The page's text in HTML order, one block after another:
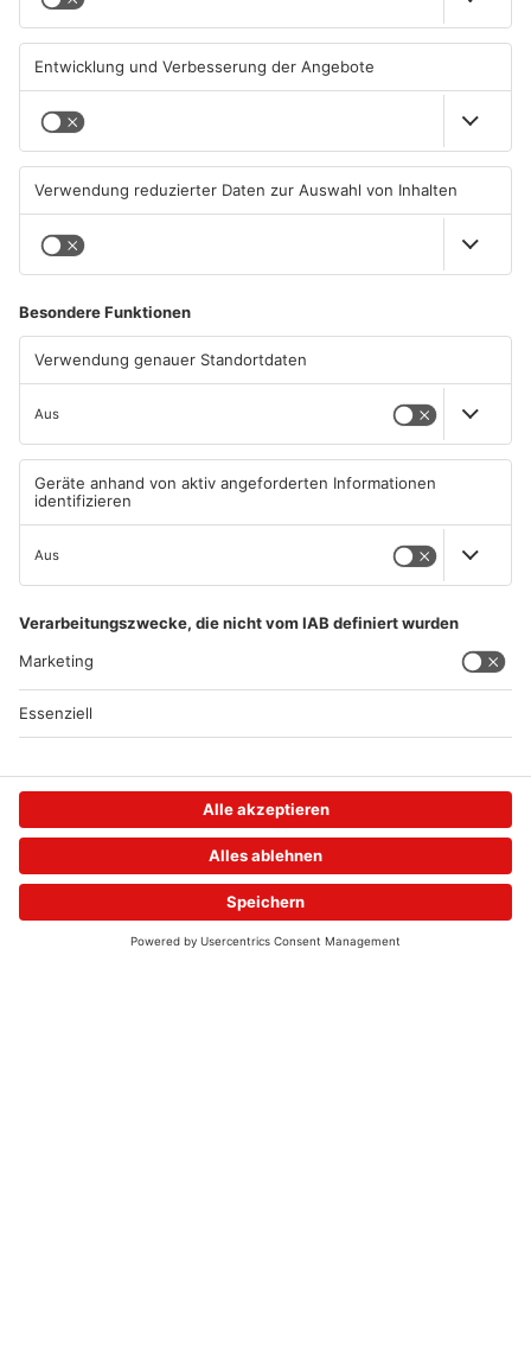
Kliniken im Primaveraland
melden mehr Patienten
durch Hitze
04.08.2026, 07:50 UHR IN
PRIMAVERALAND
Schüsse in Langenselbold,
Gelnhausen, Linsengericht
und Miltenberg